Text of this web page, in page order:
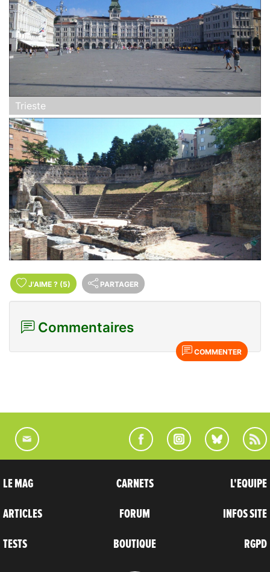
Trieste
J'AIME ? (5) PARTAGER
Commentaires
COMMENTER
LE MAG
ARTICLES
TESTS
CARNETS
FORUM
BOUTIQUE
L'EQUIPE
INFOS SITE
RGPD